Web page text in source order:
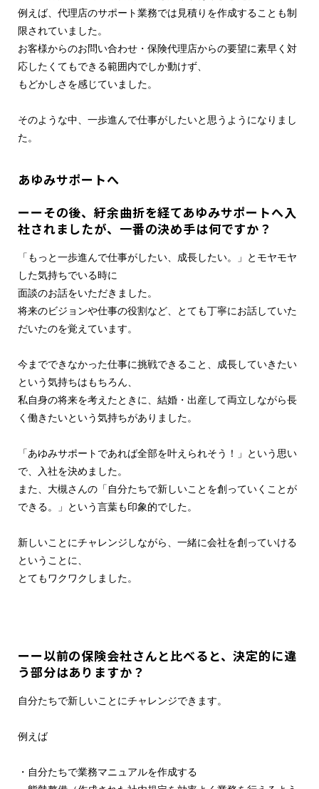
例えば、代理店のサポート業務では見積りを作成することも制
限されていました。
お客様からのお問い合わせ・保険代理店からの要望に素早く対
応したくてもできる範囲内でしか動けず、
もどかしさを感じていました。
そのような中、一歩進んで仕事がしたいと思うようになりまし
た。
あゆみサポートへ
ーーその後、紆余曲折を経てあゆみサポートへ入
社されましたが、一番の決め手は何ですか？
「もっと一歩進んで仕事がしたい、成長したい。」とモヤモヤ
した気持ちでいる時に
面談のお話をいただきました。
将来のビジョンや仕事の役割など、とても丁寧にお話していた
だいたのを覚えています。
今までできなかった仕事に挑戦できること、成長していきたい
という気持ちはもちろん、
私自身の将来を考えたときに、結婚・出産して両立しながら長
く働きたいという気持ちがありました。
「あゆみサポートであれば全部を叶えられそう！」という思い
で、入社を決めました。
また、大槻さんの「自分たちで新しいことを創っていくことが
できる。」という言葉も印象的でした。
新しいことにチャレンジしながら、一緒に会社を創っていける
ということに、
とてもワクワクしました。
ーー以前の保険会社さんと比べると、決定的に違
う部分はありますか？
自分たちで新しいことにチャレンジできます。
例えば
・自分たちで業務マニュアルを作成する